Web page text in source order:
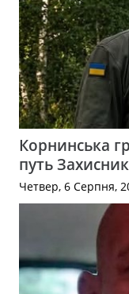
Корнинська
путь
Четвер, 6 Серпня,